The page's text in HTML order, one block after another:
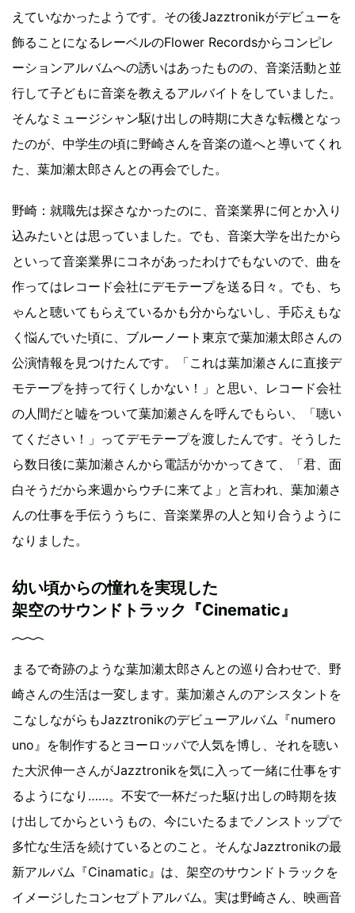
えていなかったようです。その後Jazztronikがデビューを
飾ることになるレーベルのFlower Recordsからコンピレ
ーションアルバムへの誘いはあったものの、音楽活動と並
行して子どもに音楽を教えるアルバイトをしていました。
そんなミュージシャン駆け出しの時期に大きな転機となっ
たのが、中学生の頃に野崎さんを音楽の道へと導いてくれ
た、葉加瀬太郎さんとの再会でした。
野崎：就職先は探さなかったのに、音楽業界に何とか入り
込みたいとは思っていました。でも、音楽大学を出たから
といって音楽業界にコネがあったわけでもないので、曲を
作ってはレコード会社にデモテープを送る日々。でも、ち
ゃんと聴いてもらえているかも分からないし、手応えもな
く悩んでいた頃に、ブルーノート東京で葉加瀬太郎さんの
公演情報を見つけたんです。「これは葉加瀬さんに直接デ
モテープを持って行くしかない！」と思い、レコード会社
の人間だと嘘をついて葉加瀬さんを呼んでもらい、「聴い
てください！」ってデモテープを渡したんです。そうした
ら数日後に葉加瀬さんから電話がかかってきて、「君、面
白そうだから来週からウチに来てよ」と言われ、葉加瀬さ
んの仕事を手伝ううちに、音楽業界の人と知り合うように
なりました。
幼い頃からの憧れを実現した
架空のサウンドトラック『Cinematic』
まるで奇跡のような葉加瀬太郎さんとの巡り合わせで、野
崎さんの生活は一変します。葉加瀬さんのアシスタントを
こなしながらもJazztronikのデビューアルバム『numero
uno』を制作するとヨーロッパで人気を博し、それを聴い
た大沢伸一さんがJazztronikを気に入って一緒に仕事をす
るようになり……。不安で一杯だった駆け出しの時期を抜
け出してからというもの、今にいたるまでノンストップで
多忙な生活を続けているとのこと。そんなJazztronikの最
新アルバム『Cinamatic』は、架空のサウンドトラックを
イメージしたコンセプトアルバム。実は野崎さん、映画音